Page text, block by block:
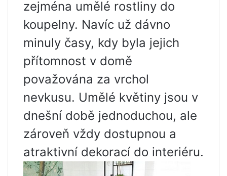
zejména umělé rostliny do
koupelny. Navíc už dávno
minuly časy, kdy byla jejich
přítomnost v domě
považována za vrchol
nevkusu. Umělé květiny jsou v
dnešní době jednoduchou, ale
zároveň vždy dostupnou a
atraktivní dekorací do interiéru.